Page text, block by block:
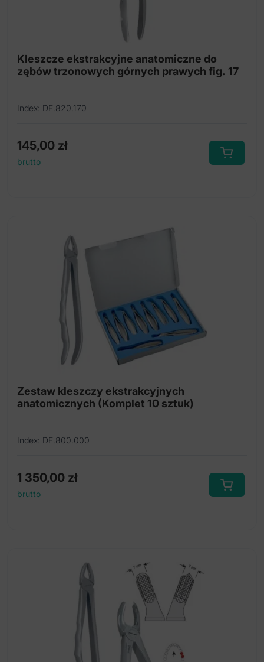
Kleszcze ekstrakcyjne anatomiczne do
zębów trzonowych górnych prawych fig. 17
Index: DE.820.170
145,00 zł
brutto
Zestaw kleszczy ekstrakcyjnych
anatomicznych (Komplet 10 sztuk)
Index: DE.800.000
1 350,00 zł
brutto